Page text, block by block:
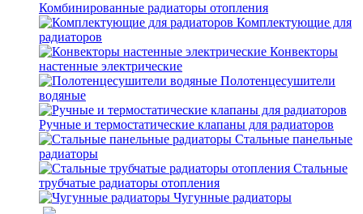
Комбинированные радиаторы отопления
Комплектующие для
радиаторов
Конвекторы
настенные электрические
Полотенцесушители
водяные
Ручные и термостатические клапаны для радиаторов
Стальные панельные
радиаторы
Стальные
трубчатые радиаторы отопления
Чугунные радиаторы